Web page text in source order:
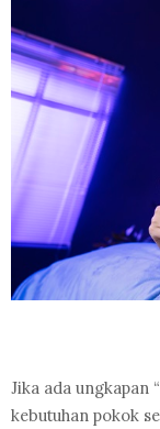
Jika ada ungkapan
kebutuhan pokok